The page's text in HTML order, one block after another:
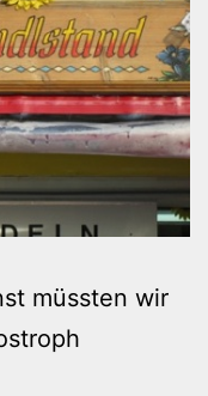
müssten wir